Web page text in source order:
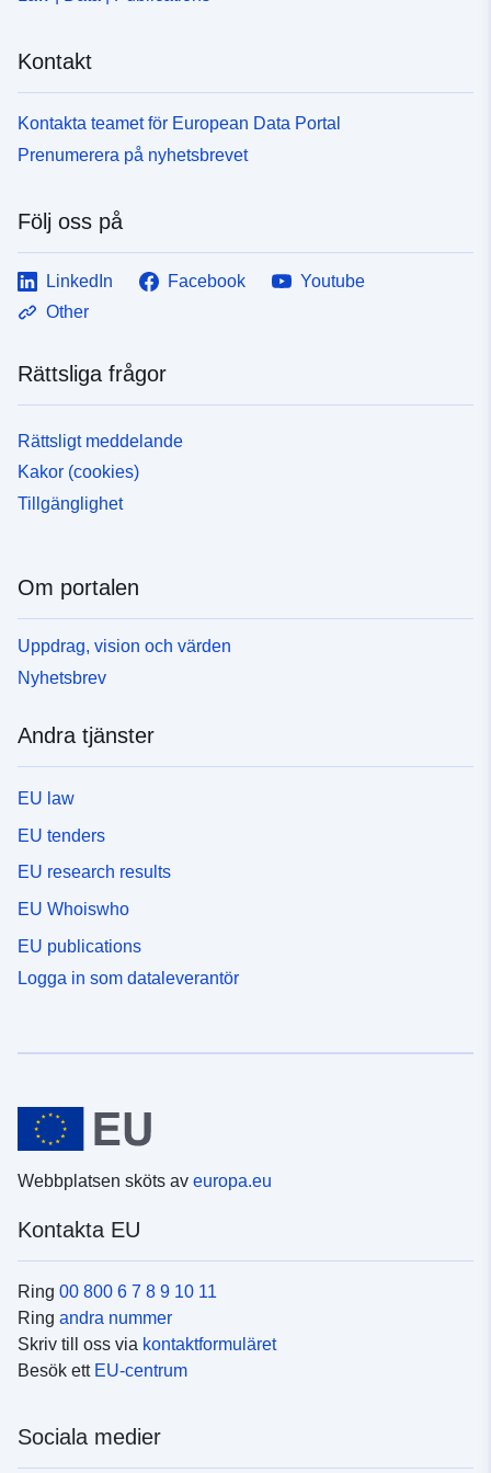
codelist/ResourceType/dataset
Kontakt
Kontakta teamet för European Data Portal
Prenumerera på nyhetsbrevet
Följ oss på
LinkedIn Facebook
Youtube
Other
Rättsliga frågor
Rättsligt meddelande
Kakor (cookies)
Tillgänglighet
Om portalen
Uppdrag, vision och värden
Nyhetsbrev
Andra tjänster
EU law
EU tenders
EU research results
EU Whoiswho
EU publications
Logga in som dataleverantör
Webbplatsen sköts av europa.eu
Kontakta EU
Ring 00 800 6 7 8 9 10 11
Ring andra nummer
Skriv till oss via kontaktformuläret
Besök ett EU-centrum
Sociala medier